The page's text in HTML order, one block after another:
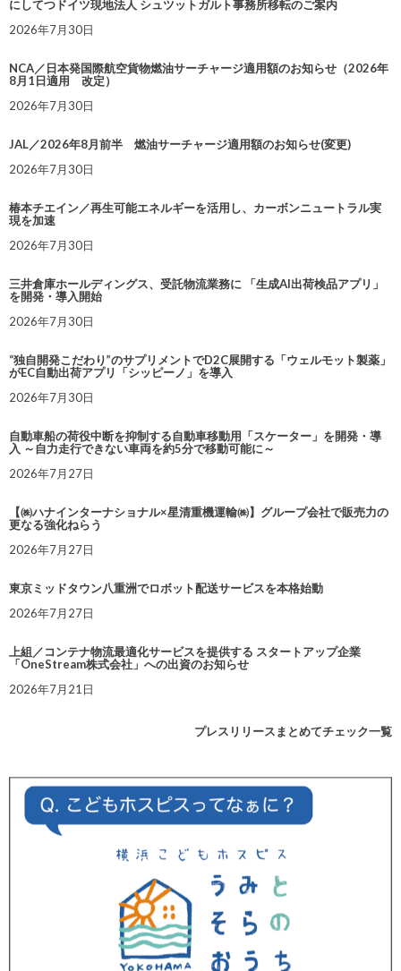
にしてつドイツ現地法人 シュツットガルト事務所移転のご案内
2026年7月30日
NCA／日本発国際航空貨物燃油サーチャージ適用額のお知らせ（2026年
8月1日適用 改定）
2026年7月30日
JAL／2026年8月前半 燃油サーチャージ適用額のお知らせ(変更)
2026年7月30日
椿本チエイン／再生可能エネルギーを活用し、カーボンニュートラル実
現を加速
2026年7月30日
三井倉庫ホールディングス、受託物流業務に 「生成AI出荷検品アプリ」
を開発・導入開始
2026年7月30日
“独自開発こだわり”のサプリメントでD2C展開する「ウェルモット製薬」
がEC自動出荷アプリ「シッピーノ」を導入
2026年7月30日
自動車船の荷役中断を抑制する自動車移動用「スケーター」を開発・導
入 ～自力走行できない車両を約5分で移動可能に～
2026年7月27日
【㈱ハナインターナショナル×星清重機運輸㈱】グループ会社で販売力の
更なる強化ねらう
2026年7月27日
東京ミッドタウン八重洲でロボット配送サービスを本格始動
2026年7月27日
上組／コンテナ物流最適化サービスを提供する スタートアップ企業
「OneStream株式会社」への出資のお知らせ
2026年7月21日
プレスリリースまとめてチェック一覧